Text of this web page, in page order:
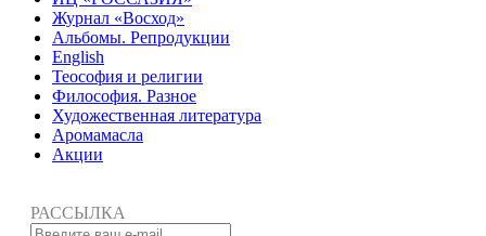
Журнал «Восход»
Альбомы. Репродукции
English
Теософия и религии
Философия. Разное
Художественная литература
Аромамасла
Акции
РАССЫЛКА